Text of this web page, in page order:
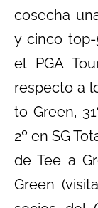
cosecha
y cinco top-
el PGA
respecto a
to Green,
2º en SG
de Tee a
Green